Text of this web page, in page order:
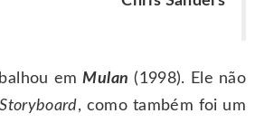
emMulan (1998). Ele não
Storyboard, como também foi um